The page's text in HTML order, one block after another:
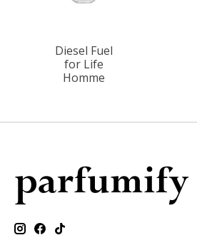
Diesel Fuel
for Life
Homme